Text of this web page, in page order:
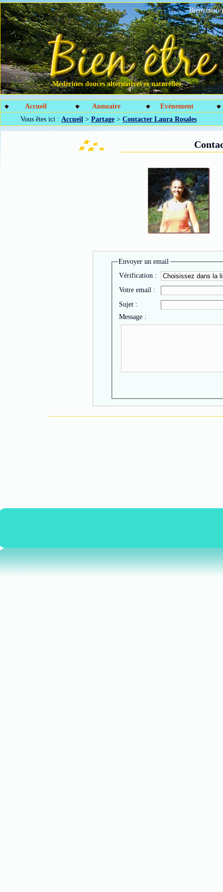
Médecines douces alternatives et naturelles
Accueil Annuaire
Evénement
Vous êtes ici : Accueil > Partage > Contacter Laura Rosales
Envoyer un email
Vérification :
Votre email :
Sujet :
Message :